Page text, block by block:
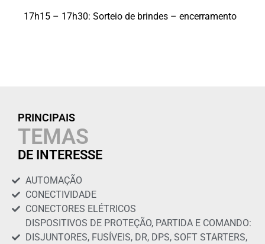
17h15 – 17h30: Sorteio de brindes – encerramento
PRINCIPAIS
TEMAS
DE INTERESSE
AUTOMAÇÃO
CONECTIVIDADE
CONECTORES ELÉTRICOS
DISPOSITIVOS DE PROTEÇÃO, PARTIDA E COMANDO:
DISJUNTORES, FUSÍVEIS, DR, DPS, SOFT STARTERS,